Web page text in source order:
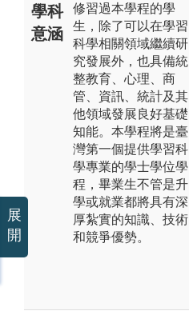
學科
意涵
修習過本學程的學
生，除了可以在學習
科學相關領域繼續研
究發展外，也具備統
整教育、心理、商
管、資訊、統計及其
他領域發展良好基礎
知能。本學程將是臺
灣第一個提供學習科
學專業的學士學位學
程，畢業生不管是升
學或就業都將具有深
厚紮實的知識、技術
和競爭優勢。
展
開